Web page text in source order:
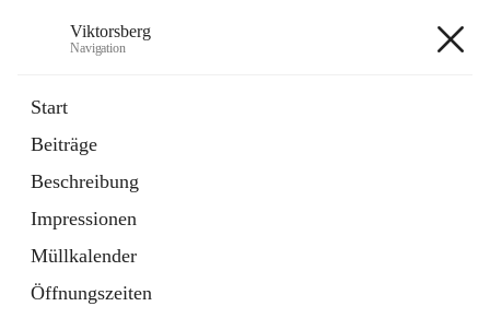
Viktorsberg
Navigation
Start
Beiträge
Beschreibung
Impressionen
Müllkalender
Öffnungszeiten
1 Schnellzugriff
Bürgerservice
10 Schnellzugriffe